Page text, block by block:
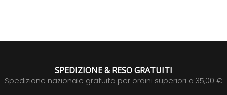
SPEDIZIONE & RESO GRATUITI
Spedizione nazionale gratuita per ordini superiori a 35,00 €